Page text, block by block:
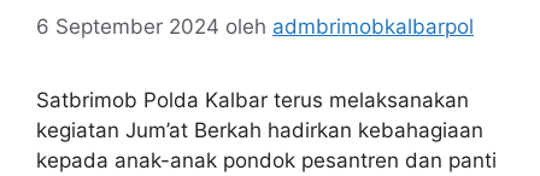
6 September 2024 oleh admbrimobkalbarpol
Satbrimob Polda Kalbar terus melaksanakan
kegiatan Jum’at Berkah hadirkan kebahagiaan
kepada anak-anak pondok pesantren dan panti